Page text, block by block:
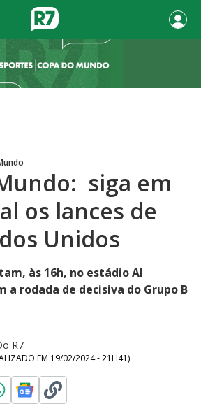
siga em
os lances de
Unidos
às 16h, no estádio Al
a rodada de decisiva do Grupo B
R7
EM 19/02/2024 - 21H41)